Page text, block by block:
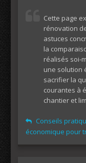
Cette page
rénovation
astuces
la
réalisés soi-
une solution
sacrifier la
courantes à
chantier et
Conseils
économique pour